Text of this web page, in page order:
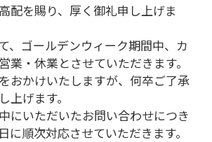
配を賜り、厚く御礼申し上げま
、ゴールデンウィーク期間中、カ
業・休業とさせていただきます。
おかけいたしますが、何卒ご了承
上げます。
にいただいたお問い合わせにつき
に順次対応させていただきます。